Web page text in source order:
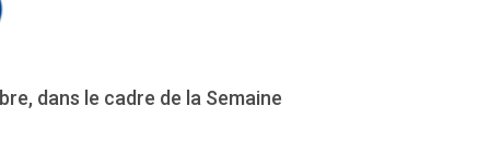
dans le cadre de la Semaine